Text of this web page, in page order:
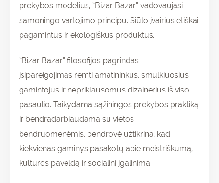
prekybos modelius, “Bizar Bazar” vadovaujasi
sąmoningo vartojimo principu. Siūlo įvairius etiškai
pagamintus ir ekologiškus produktus.
“Bizar Bazar” filosofijos pagrindas –
įsipareigojimas remti amatininkus, smulkiuosius
gamintojus ir nepriklausomus dizainerius iš viso
pasaulio. Taikydama sąžiningos prekybos praktiką
ir bendradarbiaudama su vietos
bendruomenėmis, bendrovė užtikrina, kad
kiekvienas gaminys pasakotų apie meistriškumą,
kultūros paveldą ir socialinį įgalinimą.